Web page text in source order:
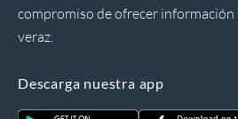
compromiso de ofrecer
veraz.
Descarga nuestra app